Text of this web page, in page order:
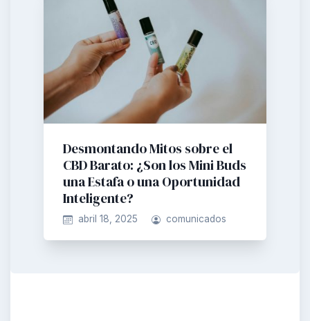
Desmontando Mitos sobre el
CBD Barato: ¿Son los Mini Buds
una Estafa o una Oportunidad
Inteligente?
abril 18, 2025 comunicados